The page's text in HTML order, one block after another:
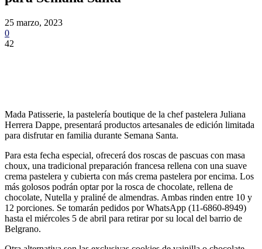
25 marzo, 2023
0
42
Mada Patisserie, la pastelería boutique de la chef pastelera Juliana
Herrera Dappe, presentará productos artesanales de edición limitada
para disfrutar en familia durante Semana Santa.
Para esta fecha especial, ofrecerá dos roscas de pascuas con masa
choux, una tradicional preparación francesa rellena con una suave
crema pastelera y cubierta con más crema pastelera por encima. Los
más golosos podrán optar por la rosca de chocolate, rellena de
chocolate, Nutella y praliné de almendras. Ambas rinden entre 10 y
12 porciones. Se tomarán pedidos por WhatsApp (11-6860-8949)
hasta el miércoles 5 de abril para retirar por su local del barrio de
Belgrano.